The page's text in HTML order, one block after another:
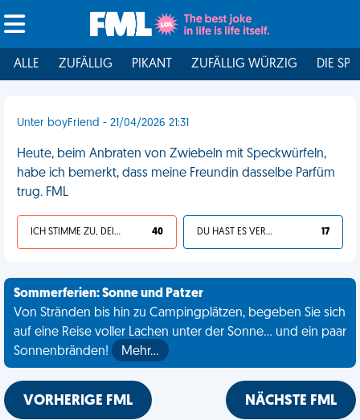
ALLE ZUFÄLLIG PIKANT ZUFÄLLIG WÜRZIG DIE
Unter boyFriend - 21/04/2026 21:31
Heute, beim Anbraten von Zwiebeln mit Speckwürfeln,
habe ich bemerkt, dass meine Freundin dasselbe Parfüm
trug. FML
ICH STIMME ZU, DEIN LEBEN IST SCHEISSE 40 DU HAST ES VERDIENT 17
Sommerferien: Sonne und Patzer
Von Stränden bis hin zu Campingplätzen, begeben Sie sich
auf eine Reise voller Lachen unter der Sonne... und ein paar
Sonnenbränden!
Mehr…
VORHERIGE FML NÄCHSTE FML